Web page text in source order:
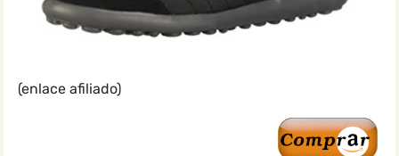
(enlace afiliado)